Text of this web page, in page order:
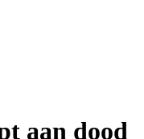
aan dood